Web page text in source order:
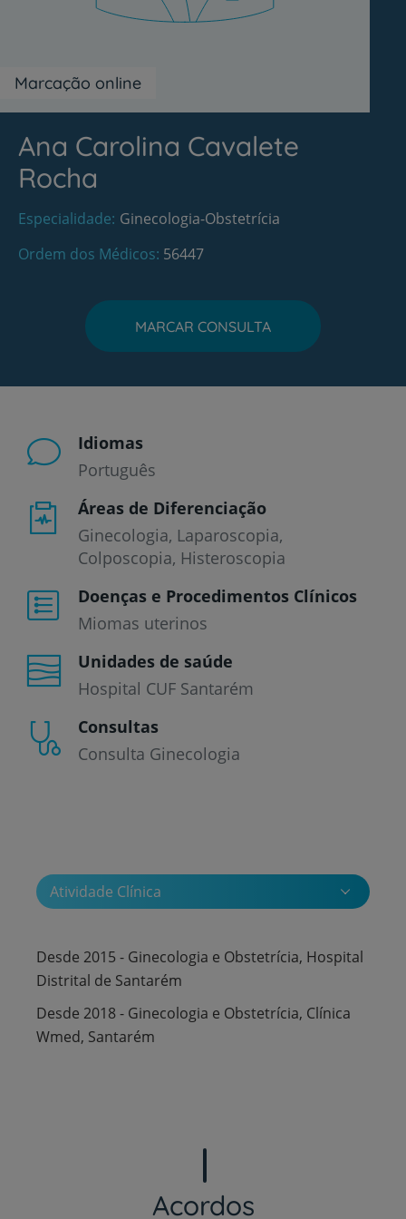
Marcação online
Ana Carolina Cavalete
Rocha
Especialidade Ginecologia-Obstetrícia
Ordem dos Médicos 56447
MARCAR CONSULTA
Idiomas
Português
Áreas de Diferenciação
Ginecologia, Laparoscopia,
Colposcopia, Histeroscopia
Doenças e Procedimentos Clínicos
Miomas uterinos
Unidades de saúde
Hospital CUF Santarém
Consultas
Consulta Ginecologia
Atividade Clínica
Desde 2015 - Ginecologia e Obstetrícia, Hospital
Distrital de Santarém
Desde 2018 - Ginecologia e Obstetrícia, Clínica
Wmed, Santarém
Acordos